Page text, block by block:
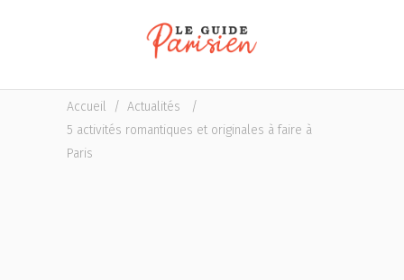
Accueil / Actualités
/
5 activités romantiques et originales à faire à
Paris